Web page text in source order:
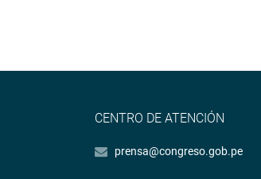
CENTRO DE ATENCIÓN
prensa@congreso.gob.pe